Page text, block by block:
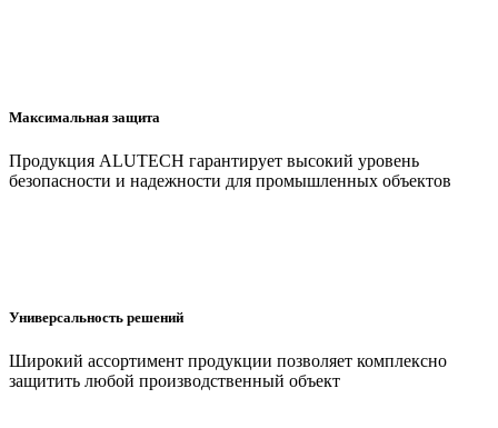
Максимальная защита
Продукция ALUTECH гарантирует высокий уровень
безопасности и надежности для промышленных объектов
Универсальность решений
Широкий ассортимент продукции позволяет комплексно
защитить любой производственный объект